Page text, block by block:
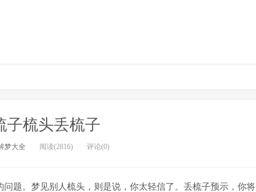
子梳头丢梳子
梦大全 阅读(2816) 评论(0)
题。梦见别人梳头，则是说，你太轻信了。丢梳子预示，你将